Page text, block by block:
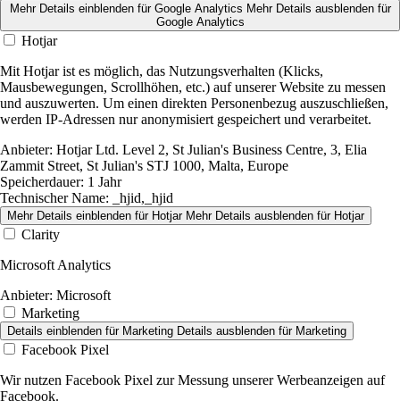
Mehr Details einblendenfür Google Analytics Mehr Details ausblendenfür
Google Analytics
Hotjar
Mit Hotjar ist es möglich, das Nutzungsverhalten (Klicks,
Mausbewegungen, Scrollhöhen, etc.) auf unserer Website zu messen
und auszuwerten. Um einen direkten Personenbezug auszuschließen,
werden IP-Adressen nur anonymisiert gespeichert und verarbeitet.
Anbieter: Hotjar Ltd. Level 2, St Julian's Business Centre, 3, Elia
Zammit Street, St Julian's STJ 1000, Malta, Europe
Speicherdauer: 1 Jahr
Technischer Name: _hjid,_hjid
Mehr Details einblenden für Hotjar Mehr Details ausblenden für Hotjar
Clarity
Microsoft Analytics
Anbieter: Microsoft
Marketing
Details einblenden für Marketing Details ausblenden für Marketing
Facebook Pixel
Wir nutzen Facebook Pixel zur Messung unserer Werbeanzeigen auf
Facebook.